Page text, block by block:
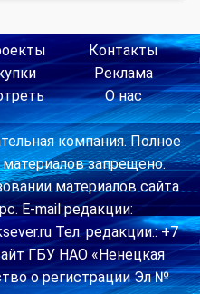
Контакты
Реклама
О нас
компания. Полное
запрещено.
материалов сайта
E-mail редакции:
Тел. редакции.: +7
ГБУ НАО «Ненецкая
о регистрации Эл №